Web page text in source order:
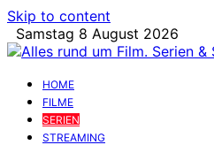
Skip to content
Samstag 8 August 2026
HOME
FILME
SERIEN
STREAMING